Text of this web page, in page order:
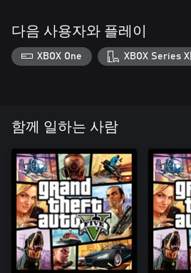
다음 사용자와 플레이
XBOX One XBOX Series
함께 일하는 사람